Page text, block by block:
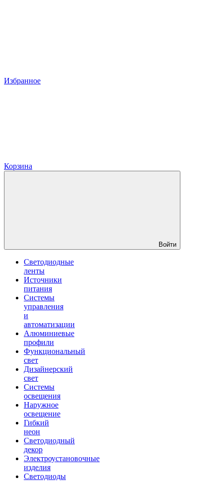
Избранное
Корзина
Войти
Светодиодные
ленты
Источники
питания
Системы
управления
и
автоматизации
Алюминиевые
профили
Функциональный
свет
Дизайнерский
свет
Системы
освещения
Наружное
освещение
Гибкий
неон
Светодиодный
декор
Электроустановочные
изделия
Светодиоды